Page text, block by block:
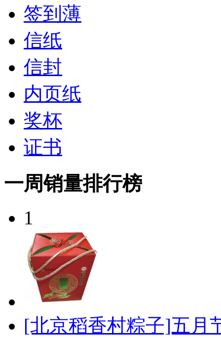
签到薄
信纸
信封
内页纸
奖杯
证书
一周销量排行榜
1
[北京稻香村粽子]五月